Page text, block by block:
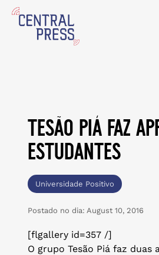
tesão piá faz
estudantes
Universidade Positivo
Postado no dia: August 10, 2016
[flgallery id=357 /]
O grupo Tesão Piá faz